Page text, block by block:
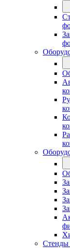
Стенды